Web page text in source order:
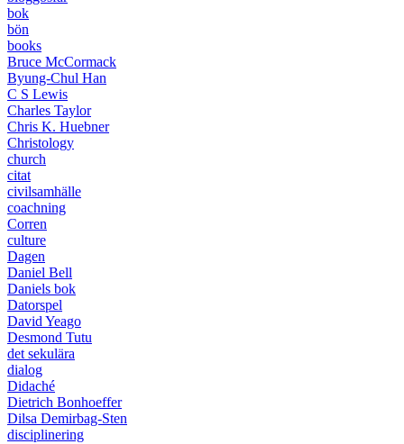
bok
bön
books
Bruce McCormack
Byung-Chul Han
C S Lewis
Charles Taylor
Chris K. Huebner
Christology
church
citat
civilsamhälle
coachning
Corren
culture
Dagen
Daniel Bell
Daniels bok
Datorspel
David Yeago
Desmond Tutu
det sekulära
dialog
Didaché
Dietrich Bonhoeffer
Dilsa Demirbag-Sten
disciplinering